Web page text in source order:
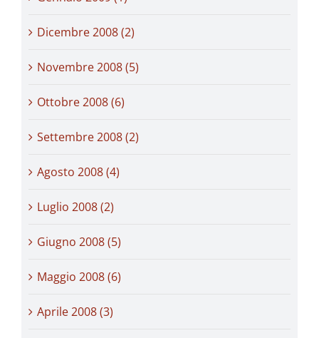
Dicembre 2008 (2)
Novembre 2008 (5)
Ottobre 2008 (6)
Settembre 2008 (2)
Agosto 2008 (4)
Luglio 2008 (2)
Giugno 2008 (5)
Maggio 2008 (6)
Aprile 2008 (3)